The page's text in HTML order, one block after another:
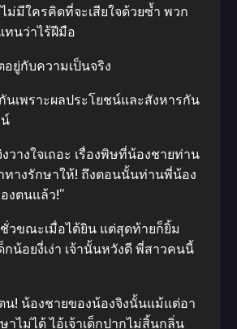
มีใครคิดที่จะเสียใจด้วยซ้ำ พวก
ทนว่าไร้ฝีมือ
ยู่กับความเป็นจริง
นเพราะผลประโยชน์และสังหารกัน
วางใจเถอะ เรื่องพิษที่น้องชายท่าน
ทางรักษาให้! ถึงตอนนั้นท่านพี่น้อง
งตนแล้ว!”
วขณะเมื่อได้ยิน แต่สุดท้ายก็ยิ้ม
กน้อยงี่เง่า เจ้านั้นหวังดี พี่สาวคนนี้
น! น้องชายของน้องจิงนั้นแม้แต่อา
าไม่ได้ ไอ้เจ้าเด็กปากไม่สิ้นกลิ่น